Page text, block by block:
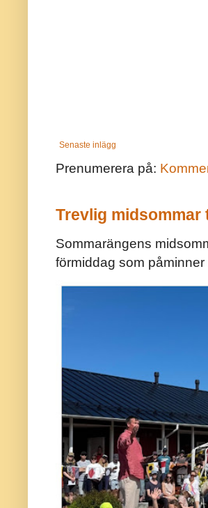
Senaste inlägg
Prenumerera på:
Trevlig midsommar
Sommarängens
förmiddag som